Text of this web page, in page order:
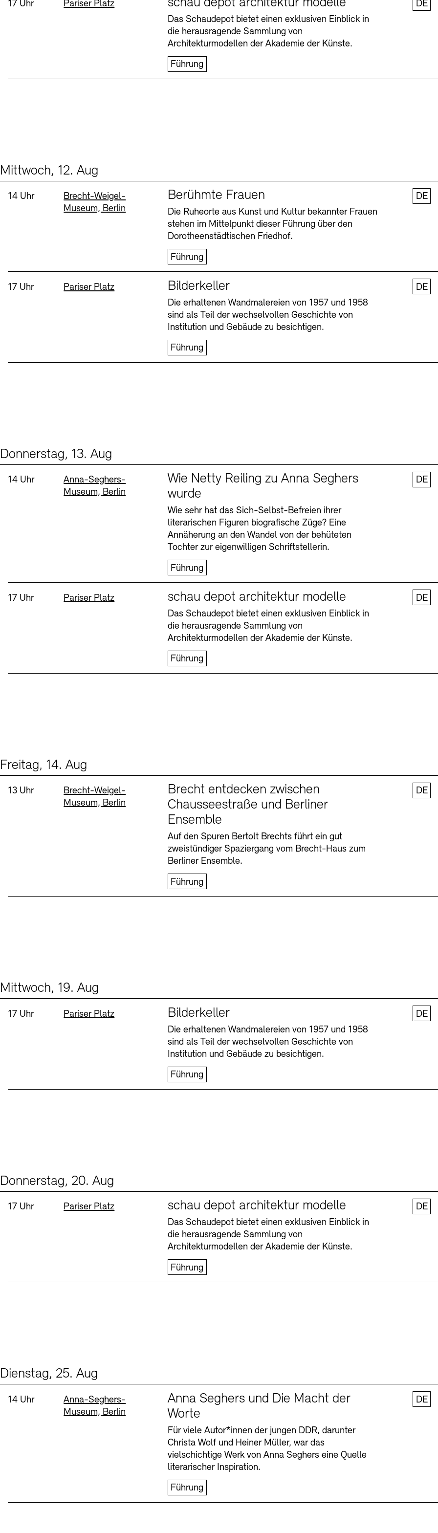
Vermittlungsprogramm
Uhrzeit:
17 Uhr Standort
Pariser Platz
Das Schaudepot bietet einen exklusiven Einblick in
die herausragende Sammlung von
Architekturmodellen der Akademie der Künste.
Führung
DE
Mittwoch, 12. Aug
Uhrzeit:
14 Uhr Standort
Brecht-Weigel-
Museum, Berlin
Berühmte Frauen
Die Ruheorte aus Kunst und Kultur bekannter Frauen
stehen im Mittelpunkt dieser Führung über den
Dorotheenstädtischen Friedhof.
Führung
DE
Uhrzeit:
17 Uhr Standort
Pariser Platz Bilderkeller
Die erhaltenen Wandmalereien von 1957 und 1958
sind als Teil der wechselvollen Geschichte von
Institution und Gebäude zu besichtigen.
Führung
DE
Donnerstag, 13. Aug
Uhrzeit:
14 Uhr Standort
Anna-Seghers-
Museum, Berlin
Wie Netty Reiling zu Anna Seghers
wurde
Wie sehr hat das Sich-Selbst-Befreien ihrer
literarischen Figuren biografische Züge? Eine
Annäherung an den Wandel von der behüteten
Tochter zur eigenwilligen Schriftstellerin.
Führung
DE
Uhrzeit:
17 Uhr Standort
Pariser Platz schau depot architektur modelle
Das Schaudepot bietet einen exklusiven Einblick in
die herausragende Sammlung von
Architekturmodellen der Akademie der Künste.
Führung
DE
Freitag, 14. Aug
Uhrzeit:
13 Uhr Standort
Brecht-Weigel-
Museum, Berlin
Brecht entdecken zwischen
Chausseestraße und Berliner
Ensemble
Auf den Spuren Bertolt Brechts führt ein gut
zweistündiger Spaziergang vom Brecht-Haus zum
Berliner Ensemble.
Führung
DE
Mittwoch, 19. Aug
Uhrzeit:
17 Uhr Standort
Pariser Platz Bilderkeller
Die erhaltenen Wandmalereien von 1957 und 1958
sind als Teil der wechselvollen Geschichte von
Institution und Gebäude zu besichtigen.
Führung
DE
Donnerstag, 20. Aug
Uhrzeit:
17 Uhr Standort
Pariser Platz schau depot architektur modelle
Das Schaudepot bietet einen exklusiven Einblick in
die herausragende Sammlung von
Architekturmodellen der Akademie der Künste.
Führung
DE
Dienstag, 25. Aug
Uhrzeit:
14 Uhr Standort
Anna-Seghers-
Museum, Berlin
Anna Seghers und Die Macht der
Worte
Für viele Autor*innen der jungen DDR, darunter
Christa Wolf und Heiner Müller, war das
vielschichtige Werk von Anna Seghers eine Quelle
literarischer Inspiration.
Führung
DE